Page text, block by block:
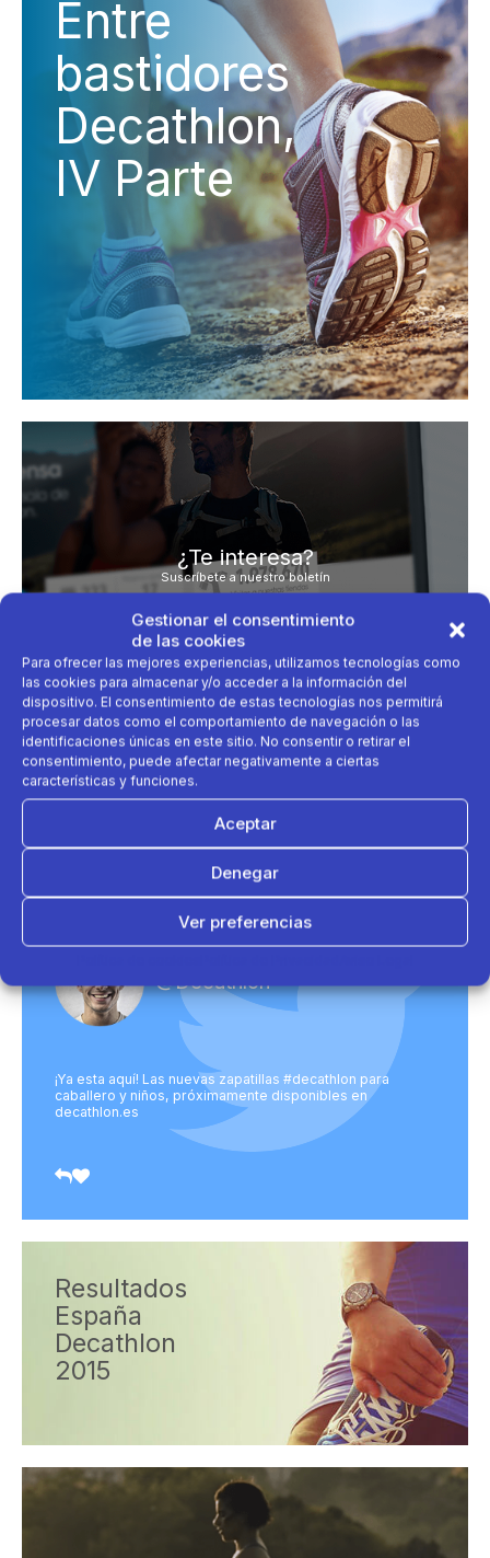
Gestionar el consentimiento
de las cookies
Para ofrecer las mejores experiencias, utilizamos tecnologías como
las cookies para almacenar y/o acceder a la información del
dispositivo. El consentimiento de estas tecnologías nos permitirá
procesar datos como el comportamiento de navegación o las
identificaciones únicas en este sitio. No consentir o retirar el
consentimiento, puede afectar negativamente a ciertas
características y funciones.
Aceptar
Denegar
Ver preferencias
Entre
bastidores
Decathlon,
IV Parte
¿Te interesa?
Suscríbete a nuestro boletín
Al enviar aceptas nuestra política de
privacidad.
@Decathlon
¡Ya esta aquí! Las nuevas zapatillas #decathlon para
caballero y niños, próximamente disponibles en
decathlon.es
Resultados
España
Decathlon
2015